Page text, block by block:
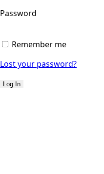
Password
Remember me
Lost your password?